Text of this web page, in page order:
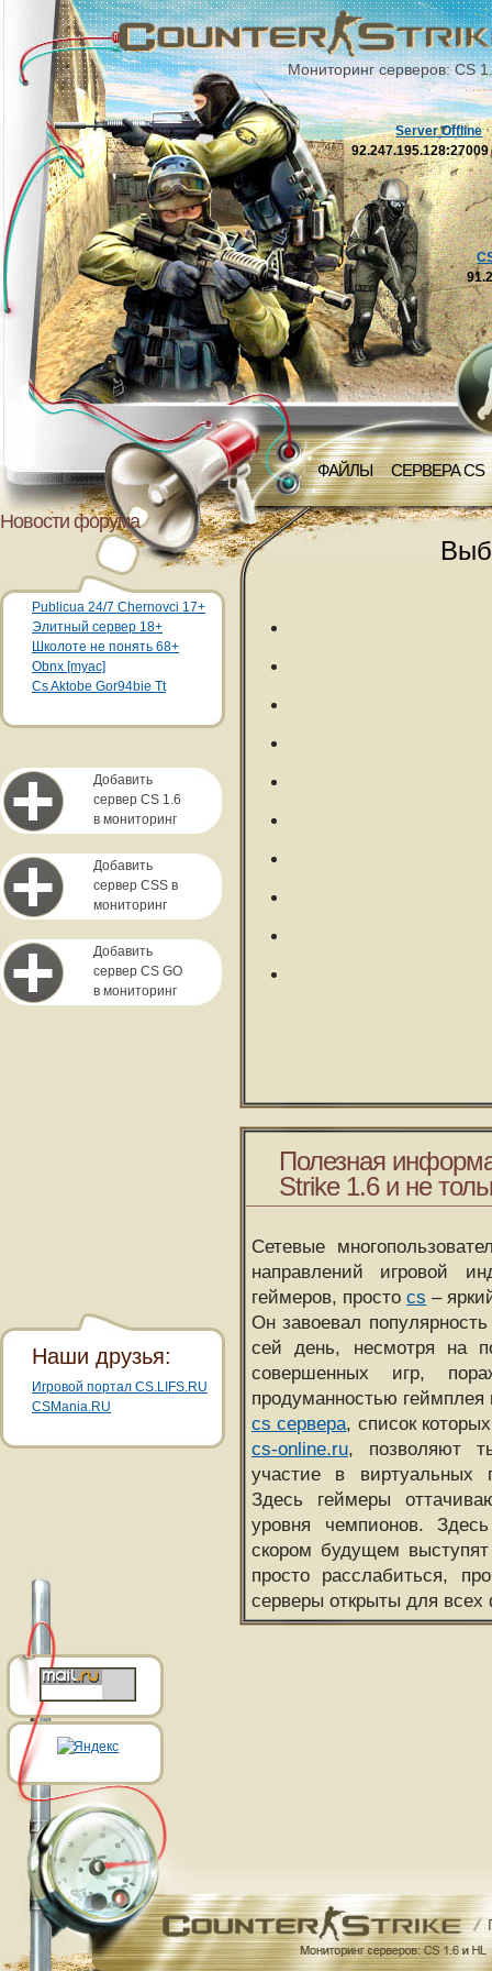
Мониторинг серверов: CS
ФАЙЛЫ СЕРВЕРА CS
Server Offline
92.247.195.128:27009
Новости форума
Publicua 24/7 Chernovci 17+
Элитный сервер 18+
Школоте не понять 68+
Obnx [myac]
Cs Aktobe Gor94bie Tt
Добавить
сервер CS 1.6
в мониторинг
Добавить
сервер CSS в
мониторинг
Добавить
сервер CS GO
в мониторинг
Полезная
Strike 1.6 и не
Сетевые
направлений игровой
геймеров, простоcs –
Он завоевал
сей день, несмотря на
совершенных игр,
продуманностью
cs сервера, список
cs-online.ru, позволяют
участие в виртуальных
Здесь геймеры
уровня чемпионов.
скором будущем
просто расслабиться,
серверы открыты для всех
Наши друзья:
Игровой портал CS.LIFS.RU
CSMania.RU